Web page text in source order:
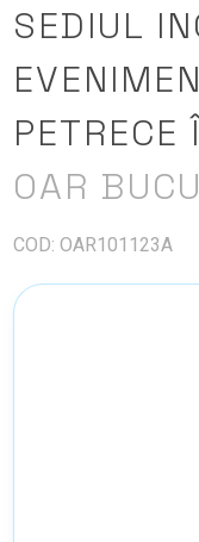
SEDIUL
PETRECE
OAR
COD: OAR101123A